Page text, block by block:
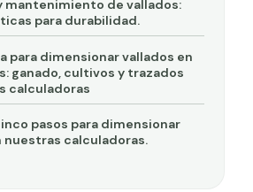
mantenimiento de vallados:
para durabilidad.
para dimensionar vallados en
ganado, cultivos y trazados
calculadoras
pasos para dimensionar
nuestras calculadoras.